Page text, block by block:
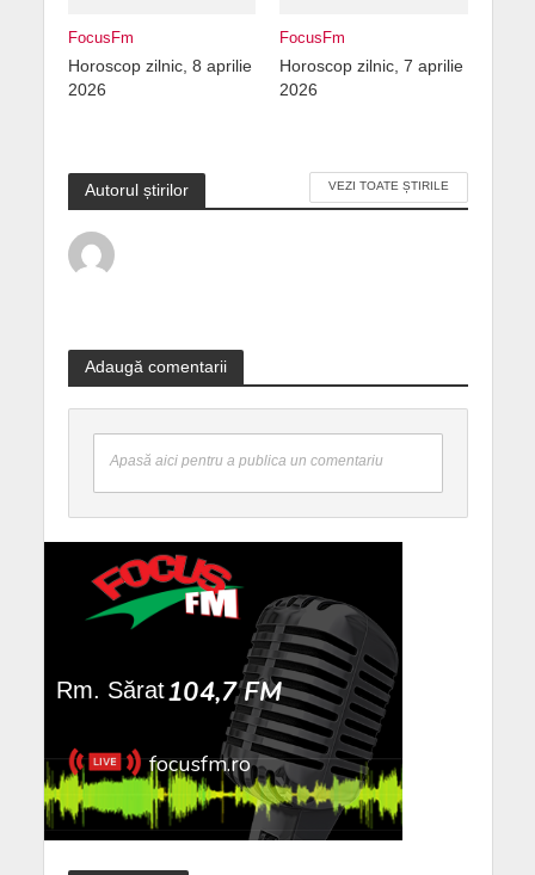
FocusFm
Horoscop zilnic, 8 aprilie
2026
FocusFm
Horoscop zilnic, 7 aprilie
2026
Autorul știrilor VEZI TOATE ȘTIRILE
Adaugă comentarii
Apasă aici pentru a publica un comentariu